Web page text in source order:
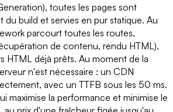
toutes les pages sont
du build et servies en pur statique. Au
parcourt toutes les routes,
de contenu, rendu HTML),
HTML déjà prêts. Au moment de la
n'est nécessaire : un CDN
avec un TTFB sous les 50 ms.
maximise la performance et minimise le